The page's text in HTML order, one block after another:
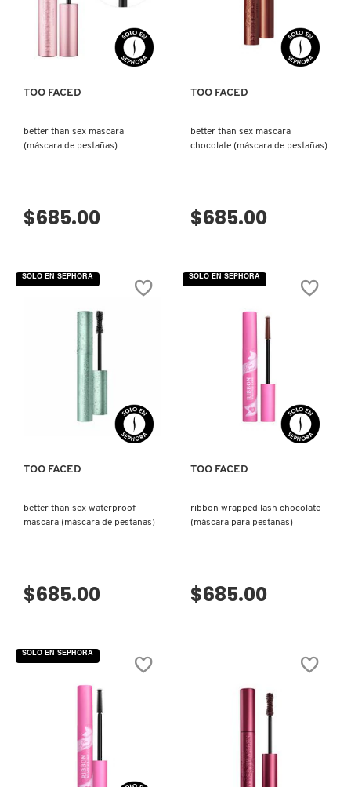
DRUNK ELEPHANT
E.L.F. COSMETICS
E.L.F. SKIN
ESTÉE LAUDER
FENTY BEAUTY
GIVENCHY
GLOW RECIPE
VISTA RÁPIDA
TOO FACED
better than sex mascara
(máscara de pestañas)
$685.00
VISTA RÁPIDA
TOO FACED
better than sex mascara
chocolate (máscara de pestañas)
$685.00
VISTA RÁPIDA
TOO FACED
better than sex waterproof
mascara (máscara de pestañas)
$685.00
SOLO EN SEPHORA
VISTA RÁPIDA
TOO FACED
ribbon wrapped lash chocolate
(máscara para pestañas)
$685.00
SOLO EN SEPHORA
VISTA RÁPIDA
SOLO EN SEPHORA
VISTA RÁPIDA